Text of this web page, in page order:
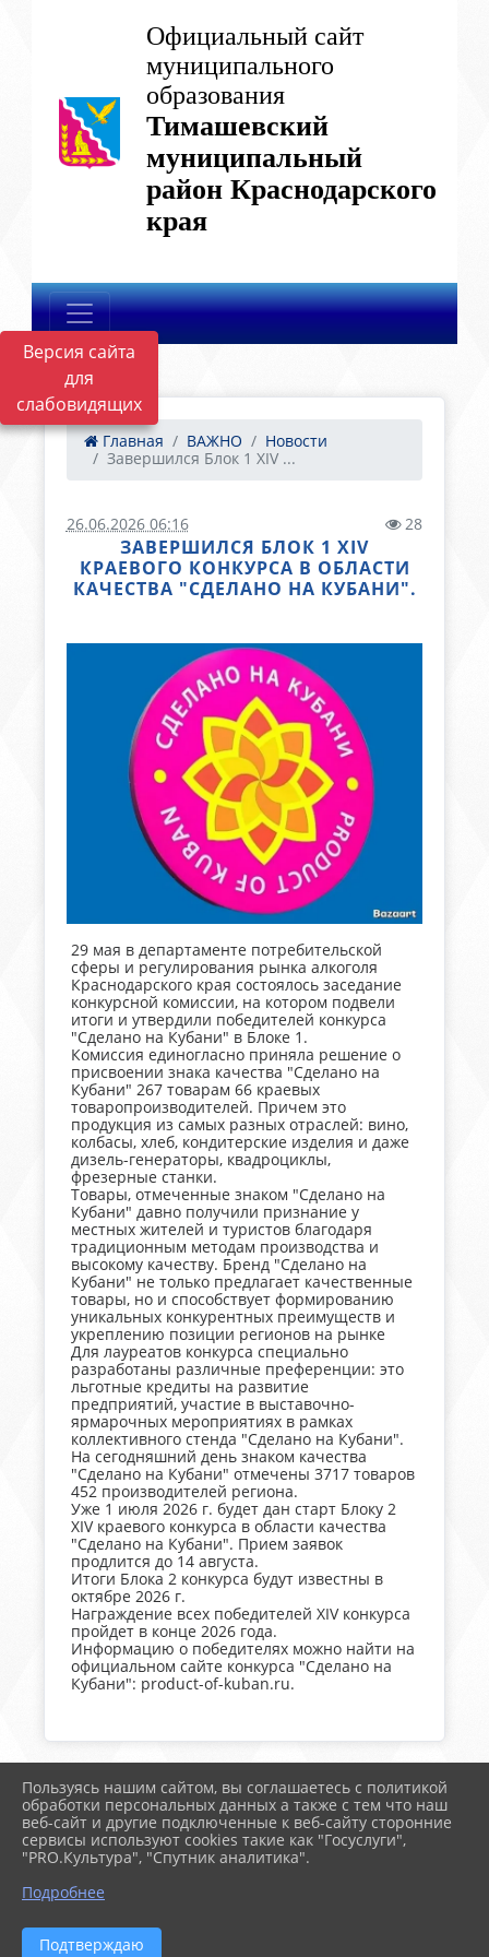
Версия сайта
для
слабовидящих
Официальный сайт
муниципального
образования
Тимашевский
муниципальный
район Краснодарского
края
Главная ВАЖНО
Новости
Завершился Блок 1 XIV ...
26.06.2026 06:16 28
ЗАВЕРШИЛСЯ БЛОК 1 XIV
КРАЕВОГО КОНКУРСА В ОБЛАСТИ
КАЧЕСТВА "СДЕЛАНО НА КУБАНИ".
29 мая в департаменте потребительской
сферы и регулирования рынка алкоголя
Краснодарского края состоялось заседание
конкурсной комиссии, на котором подвели
итоги и утвердили победителей конкурса
"Сделано на Кубани" в Блоке 1.
Комиссия единогласно приняла решение о
присвоении знака качества "Сделано на
Кубани" 267 товарам 66 краевых
товаропроизводителей. Причем это
продукция из самых разных отраслей: вино,
колбасы, хлеб, кондитерские изделия и даже
дизель-генераторы, квадроциклы,
фрезерные станки.
Товары, отмеченные знаком "Сделано на
Кубани" давно получили признание у
местных жителей и туристов благодаря
традиционным методам производства и
высокому качеству. Бренд "Сделано на
Кубани" не только предлагает качественные
товары, но и способствует формированию
уникальных конкурентных преимуществ и
укреплению позиции регионов на рынке
Для лауреатов конкурса специально
разработаны различные преференции: это
льготные кредиты на развитие
предприятий, участие в выставочно-
ярмарочных мероприятиях в рамках
коллективного стенда "Сделано на Кубани".
На сегодняшний день знаком качества
"Сделано на Кубани" отмечены 3717 товаров
452 производителей региона.
Уже 1 июля 2026 г. будет дан старт Блоку 2
XIV краевого конкурса в области качества
"Сделано на Кубани". Прием заявок
продлится до 14 августа.
Итоги Блока 2 конкурса будут известны в
октябре 2026 г.
Награждение всех победителей XIV конкурса
пройдет в конце 2026 года.
Информацию о победителях можно найти на
официальном сайте конкурса "Сделано на
Кубани": product-of-kuban.ru.
2026 г. timregion.ru
Вход
Карта сайта
Политика обработки персональных данных
Сделано на KubCMS
Пользуясь нашим сайтом, вы соглашаетесь с политикой
обработки персональных данных а также с тем что наш
веб-сайт и другие подключенные к веб-сайту сторонние
сервисы используют cookies такие как "Госуслуги",
"PRO.Культура", "Спутник аналитика".
Подробнее
Подтверждаю